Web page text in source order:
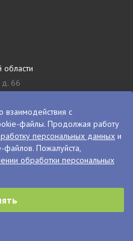
области
д. 66
Магаданской области
д. 11
взаимодействия с
файлы. Продолжая работу
персональных данных и
файлов. Пожалуйста,
обработки персональных